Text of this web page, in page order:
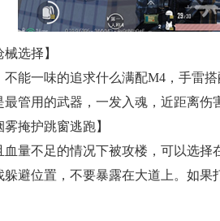
选择】
能一味的追求什么满配M4，手雷
管用的武器，一发入魂，近距离伤
掩护跳窗逃跑】
血量不足的情况下被攻楼，可以选
避位置，不要暴露在大道上。如